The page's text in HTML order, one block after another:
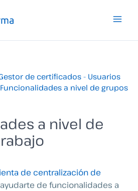
de certificados - Usuarios
Funcionalidades a nivel de grupos
a nivel de
de centralización de
de funcionalidades a